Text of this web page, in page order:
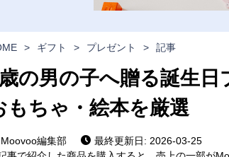
> ギフト > プレゼント > 記事
の男の子へ贈る誕生
もちゃ・絵本を厳選
Moovoo編集部
最終更新日: 2026-03-25